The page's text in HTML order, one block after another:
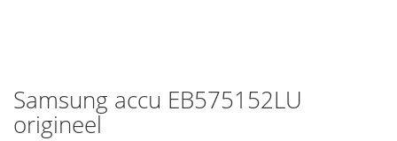
Ga
naar
het
Samsung accu EB575152LU
origineel